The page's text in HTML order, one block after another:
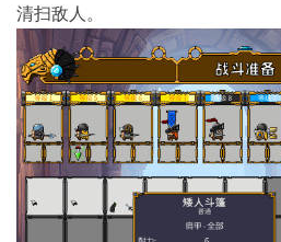
清扫敌人。